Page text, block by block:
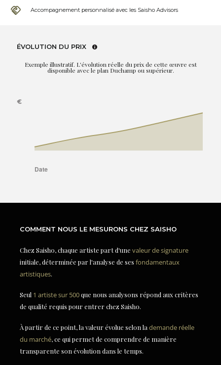
Accompagnement personnalisé avec les Saisho Advisors
ÉVOLUTION DU PRIX
Exemple illustratif. L'évolution réelle du prix de cette œuvre est
disponible avec le plan Duchamp ou supérieur.
COMMENT NOUS LE MESURONS CHEZ SAISHO
Chez Saisho, chaque artiste part d'une valeur de signature
initiale, déterminée par l'analyse de ses fondamentaux
artistiques.
Seul 1 artiste sur 500que nous analysons répond aux critères
de qualité requis pour entrer chez Saisho.
À partir de ce point, la valeur évolue selon la demande réelle
du marché, ce qui permet de comprendre de manière
transparente son évolution dans le temps.